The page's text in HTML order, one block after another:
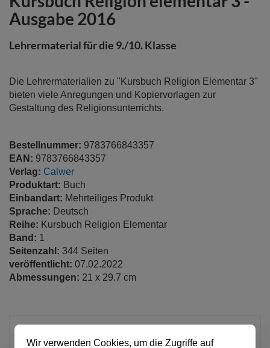
Ausgabe 2016
Lehrermaterial für die 9./10. Klasse
Die Lehrermaterialien zu "Kursbuch Religion Elementar 3"
bieten viele Anregungen und Kopiervorlagen zur
Gestaltung des Religionsunterrichts.
Bestellnummer: 9783766843357
EAN: 9783766843357
Verlag: Calwer
Produktart: Buch
Einbandart: Mehrteiliges Produkt
Sprache: Deutsch
Reihe: Kursbuch Religion Elementar
Band: 1
Seitenzahl: 344 Seiten
veröffentlicht: 07.02.2022
Abmessungen: 21 x 29.7 cm
Anfang
der
springen
Wir verwenden Cookies, um die Zugriffe auf